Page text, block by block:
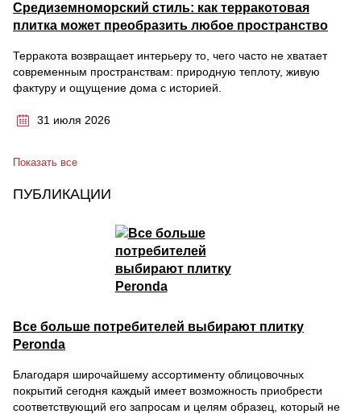
Средиземноморский стиль: как терракотовая
плитка может преобразить любое пространство
Терракота возвращает интерьеру то, чего часто не хватает
современным пространствам: природную теплоту, живую
фактуру и ощущение дома с историей.
31 июля 2026
Показать все
ПУБЛИКАЦИИ
Все больше потребителей выбирают плитку
Peronda
Благодаря широчайшему ассортименту облицовочных
покрытий сегодня каждый имеет возможность приобрести
соответствующий его запросам и целям образец, который не